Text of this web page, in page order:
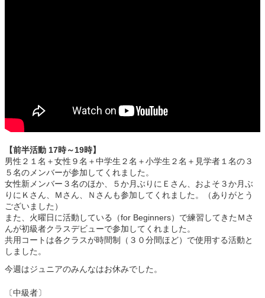
【前半活動 17時～19時】
男性２１名＋女性９名＋中学生２名＋小学生２名＋見学者１名の３
５名のメンバーが参加してくれました。
女性新メンバー３名のほか、５か月ぶりにＥさん、およそ３か月ぶ
りにＫさん、Ｍさん、Ｎさんも参加してくれました。（ありがとう
ございました）
また、火曜日に活動している（for Beginners）で練習してきたＭさ
んが初級者クラスデビューで参加してくれました。
共用コートは各クラスが時間制（３０分間ほど）で使用する活動と
しました。
今週はジュニアのみんなはお休みでした。
〔中級者〕